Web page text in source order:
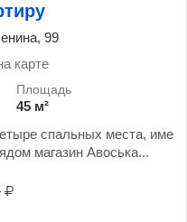
99
карте
45 м²
спальных места, име
магазин Авоська...